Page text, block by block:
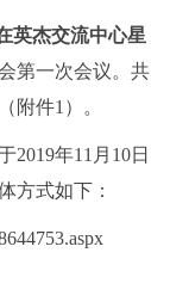
英杰交流中心星
第一次会议。共
附件1）。
2019年11月10日
方式如下：